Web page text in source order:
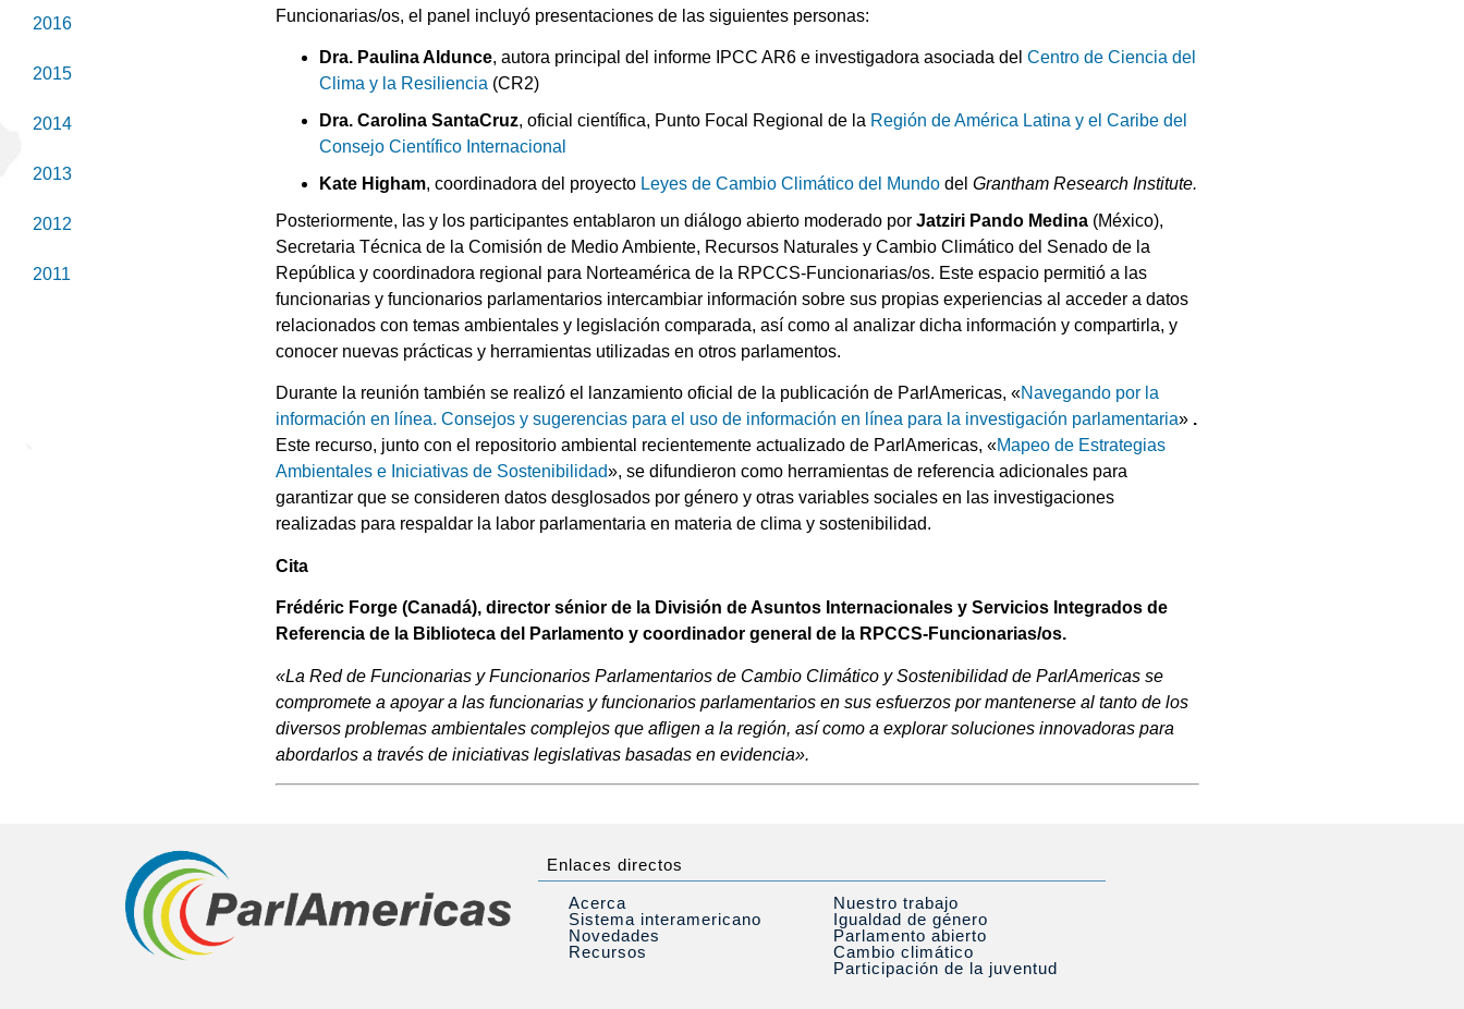
2016
2015
2014
2013
2012
2011
Funcionarias/os, el panel incluyó presentaciones de las siguientes personas:
Dra. Paulina Aldunce, autora principal del informe IPCC AR6 e investigadora asociada delCentro de Ciencia del
Clima y la Resiliencia (CR2)
Dra. Carolina SantaCruz, oficial científica, Punto Focal Regional de la Región de América Latina y el Caribe del
Consejo Científico Internacional
Kate Higham, coordinadora del proyecto Leyes de Cambio Climático del Mundo delGrantham Research Institute.
Posteriormente, las y los participantes entablaron un diálogo abierto moderado porJatziri Pando Medina (México),
Secretaria Técnica de la Comisión de Medio Ambiente, Recursos Naturales y Cambio Climático del Senado de la
República y coordinadora regional para Norteamérica de la RPCCS-Funcionarias/os. Este espacio permitió a las
funcionarias y funcionarios parlamentarios intercambiar información sobre sus propias experiencias al acceder a datos
relacionados con temas ambientales y legislación comparada, así como al analizar dicha información y compartirla, y
conocer nuevas prácticas y herramientas utilizadas en otros parlamentos.
Durante la reunión también se realizó el lanzamiento oficial de la publicación de ParlAmericas, «Navegando por la
información en línea. Consejos y sugerencias para el uso de información en línea para la investigación parlamentaria» .
Este recurso, junto con el repositorio ambiental recientemente actualizado de ParlAmericas, «Mapeo de Estrategias
Ambientales e Iniciativas de Sostenibilidad», se difundieron como herramientas de referencia adicionales para
garantizar que se consideren datos desglosados por género y otras variables sociales en las investigaciones
realizadas para respaldar la labor parlamentaria en materia de clima y sostenibilidad.
Cita
Frédéric Forge (Canadá), director sénior de la División de Asuntos Internacionales y Servicios Integrados de
Referencia de la Biblioteca del Parlamento y coordinador general de la RPCCS-Funcionarias/os.
«La Red de Funcionarias y Funcionarios Parlamentarios de Cambio Climático y Sostenibilidad de ParlAmericas se
compromete a apoyar a las funcionarias y funcionarios parlamentarios en sus esfuerzos por mantenerse al tanto de los
diversos problemas ambientales complejos que afligen a la región, así como a explorar soluciones innovadoras para
abordarlos a través de iniciativas legislativas basadas en evidencia».
Enlaces directos
Acerca
Sistema interamericano
Novedades
Recursos
Nuestro trabajo
Igualdad de género
Parlamento abierto
Cambio climático
Participación de la juventud